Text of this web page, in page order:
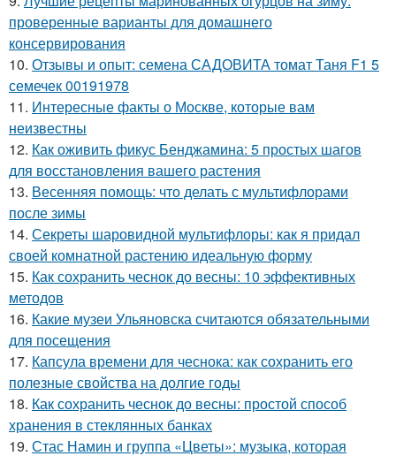
проверенные варианты для домашнего
консервирования
10. Отзывы и опыт: семена САДОВИТА томат Таня F1 5
семечек 00191978
11. Интересные факты о Москве, которые вам
неизвестны
12. Как оживить фикус Бенджамина: 5 простых шагов
для восстановления вашего растения
13. Весенняя помощь: что делать с мультифлорами
после зимы
14. Секреты шаровидной мультифлоры: как я придал
своей комнатной растению идеальную форму
15. Как сохранить чеснок до весны: 10 эффективных
методов
16. Какие музеи Ульяновска считаются обязательными
для посещения
17. Капсула времени для чеснока: как сохранить его
полезные свойства на долгие годы
18. Как сохранить чеснок до весны: простой способ
хранения в стеклянных банках
19. Стас Намин и группа «Цветы»: музыка, которая